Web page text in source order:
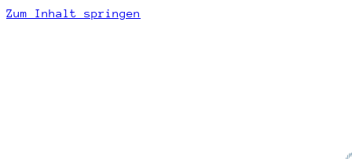
Zum Inhalt springen